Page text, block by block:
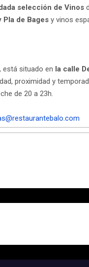
selección de Vinos
Pla de Bages y vinos
está situado en la calle
proximidad y
de 20 a 23h.